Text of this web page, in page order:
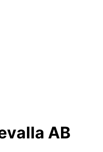
AB